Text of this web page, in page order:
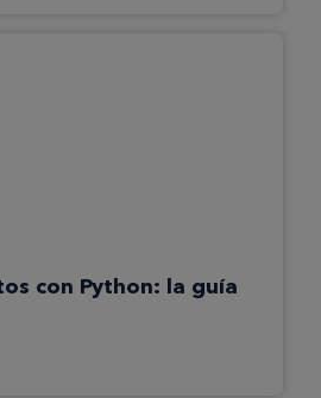
con Python: la guía